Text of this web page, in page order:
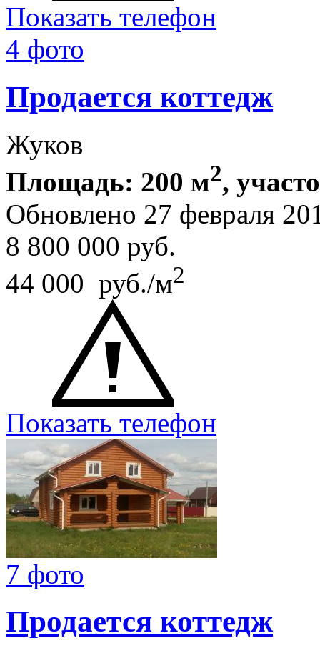
Показать телефон
4 фото
Продается коттедж
Жуков
Площадь: 200 м2,
Обновлено 27 февраля
8 800 000 руб.
44 000 руб./м2
Показать телефон
7 фото
Продается коттедж